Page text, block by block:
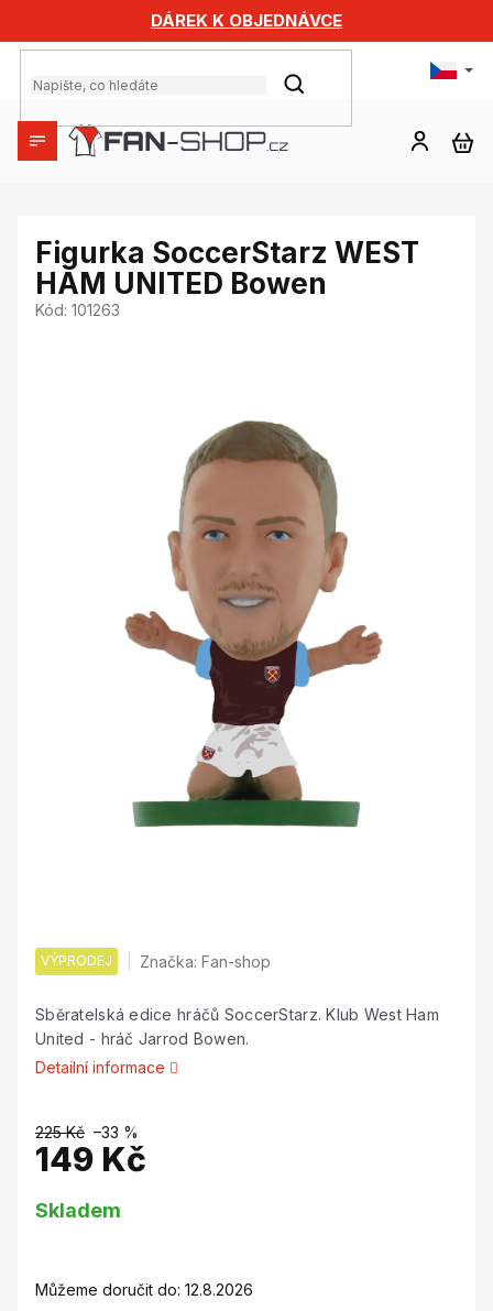
obsah
DÁREK K OBJEDNÁVCE
HLEDAT
Figurka SoccerStarz WEST
HAM UNITED Bowen
Kód: 101263
VÝPRODEJ Značka:Fan-shop
Sběratelská edice hráčů SoccerStarz. Klub West Ham
United - hráč Jarrod Bowen.
Detailní informace
225 Kč –33 %
149 Kč
cena:
Skladem
Můžeme doručit do: 12.8.2026